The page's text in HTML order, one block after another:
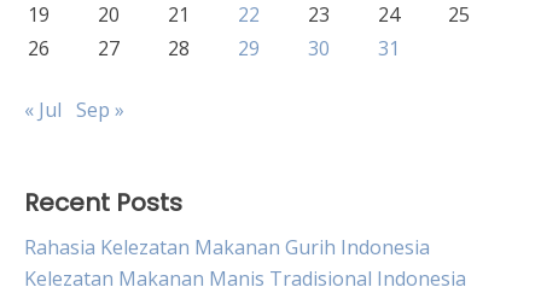
19
20 21 22 23 24
25
26
27 28 29 30 31
« Jul Sep »
Recent Posts
Rahasia Kelezatan Makanan Gurih Indonesia
Kelezatan Makanan Manis Tradisional Indonesia